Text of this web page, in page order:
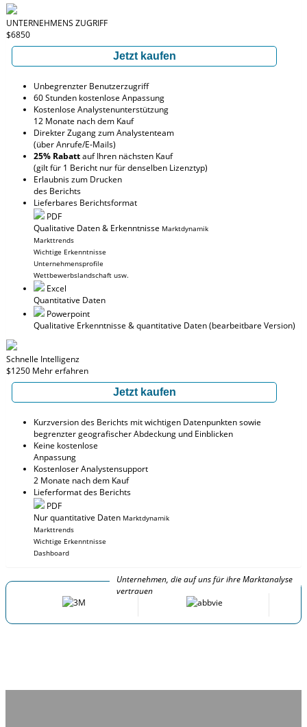
UNTERNEHMENS ZUGRIFF
$6850
Jetzt kaufen
Unbegrenzter Benutzerzugriff
60 Stunden kostenlose Anpassung
Kostenlose Analystenunterstützung
12 Monate nach dem Kauf
Direkter Zugang zum Analystenteam
(über Anrufe/E-Mails)
25% Rabattauf Ihren nächsten Kauf
(gilt für 1 Bericht nur für denselben Lizenztyp)
Erlaubnis zum Drucken
des Berichts
Lieferbares Berichtsformat
PDF
Qualitative Daten & Erkenntnisse Marktdynamik
Markttrends
Wichtige Erkenntnisse
Unternehmensprofile
Wettbewerbslandschaft usw.
Excel
Quantitative Daten
Powerpoint
Qualitative Erkenntnisse & quantitative Daten(bearbeitbare Version)
Schnelle Intelligenz
$1250 Mehr erfahren
Jetzt kaufen
Kurzversion des Berichts mit wichtigen Datenpunkten sowie
begrenzter geografischer Abdeckung und Einblicken
Keine kostenlose
Anpassung
Kostenloser Analystensupport
2 Monate nach dem Kauf
Lieferformat des Berichts
PDF
Nur quantitative Daten Marktdynamik
Markttrends
Wichtige Erkenntnisse
Dashboard
Unternehmen, die auf uns für ihre Marktanalyse
vertrauen